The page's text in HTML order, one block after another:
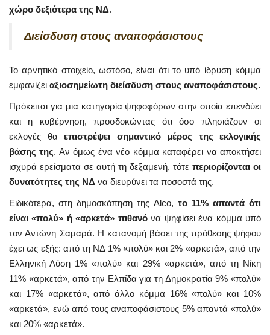
χώρο δεξιότερα της ΝΔ.
Διείσδυση στους αναποφάσιστους
Το αρνητικό στοιχείο, ωστόσο, είναι ότι το υπό ίδρυση κόμμα
εμφανίζει αξιοσημείωτη διείσδυση στους αναποφάσιστους.
Πρόκειται για μια κατηγορία ψηφοφόρων στην οποία επενδύει
και η κυβέρνηση, προσδοκώντας ότι όσο πλησιάζουν οι
εκλογές θα επιστρέψει σημαντικό μέρος της εκλογικής
βάσης της. Αν όμως ένα νέο κόμμα καταφέρει να αποκτήσει
ισχυρά ερείσματα σε αυτή τη δεξαμενή, τότε περιορίζονται οι
δυνατότητες της ΝΔ να διευρύνει τα ποσοστά της.
Ειδικότερα, στη δημοσκόπηση της Alco, το 11% απαντά ότι
είναι «πολύ» ή «αρκετά» πιθανόνα ψηφίσει ένα κόμμα υπό
τον Αντώνη Σαμαρά. Η κατανομή βάσει της πρόθεσης ψήφου
έχει ως εξής: από τη ΝΔ 1% «πολύ» και 2% «αρκετά», από την
Ελληνική Λύση 1% «πολύ» και 29% «αρκετά», από τη Νίκη
11% «αρκετά», από την Ελπίδα για τη Δημοκρατία 9% «πολύ»
και 17% «αρκετά», από άλλο κόμμα 16% «πολύ» και 10%
«αρκετά», ενώ από τους αναποφάσιστους 5% απαντά «πολύ»
και 20% «αρκετά».